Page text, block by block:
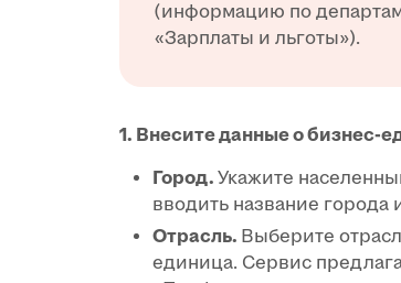
(информацию по
«Зарплаты и льготы»).
1. Внесите данные о бизнес-
Город. Укажите
вводить название города
Отрасль. Выберите
единица. Сервис